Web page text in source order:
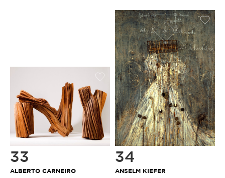
33
ALBERTO CARNEIRO
34
ANSELM KIEFER